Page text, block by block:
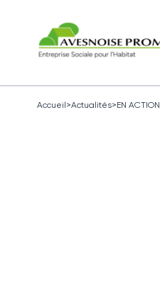
Accueil>Actualités>EN ACTION